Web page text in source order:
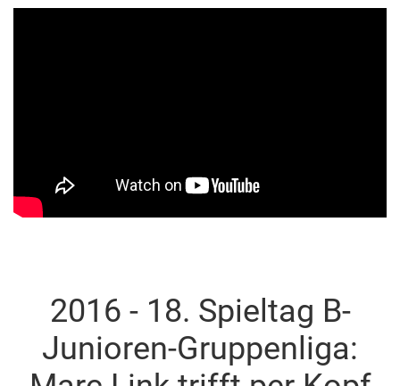
2016 - 18. Spieltag B-
Junioren-Gruppenliga: